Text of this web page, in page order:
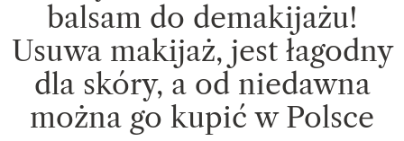
balsam do demakijażu!
Usuwa makijaż, jest łagodny
dla skóry, a od niedawna
można go kupić w Polsce